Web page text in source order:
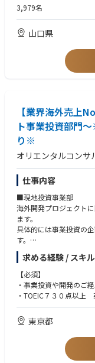
＜ウェルビーイングサー
・ウェルビーイング領
・お客さまニーズや社
＜事業推進・運営＞
【やりがい】
・「金融＋α」の新た
金融サービスに閉じな
スを企画・実現できる
3,979名
山口県
【業界海外売上
ト事業投資部門
り※
オリエンタルコンサ
仕事内容
■現地投資事業部
海外開発プロジェクト
ます。
具体的には事業投資の
す。
■職務内容
投資事業の拡大に伴い
化します。経営企画室
断支援まで担当いただ
主な業務
・投資案件の財務分析
・DCF、NPV、IRR等
・事業計画・収支計画
・投資委員会・経営会議
求める経験 / スキル
【必須】
・事業投資や開発のご
・TOEIC７３０点以上
東京都